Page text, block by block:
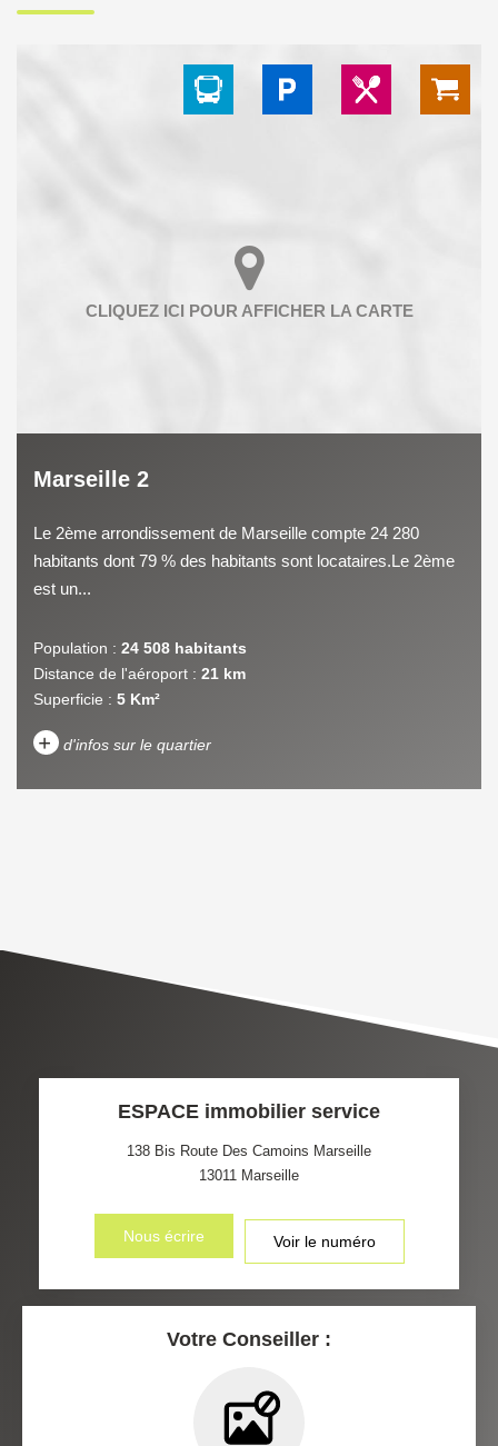
Marseille 2
Le 2ème arrondissement de Marseille compte 24 280
habitants dont 79 % des habitants sont locataires.Le 2ème
est un...
Population : 24 508 habitants
Distance de l'aéroport : 21 km
Superficie : 5 Km²
+ d'infos sur le quartier
TAUX DE PROPRIÉTAIRES
PART DES MÉNAGES SANS
ESPACE immobilier service
138 Bis Route Des Camoins Marseille
13011 Marseille
Nous écrire Voir le numéro
Votre Conseiller :